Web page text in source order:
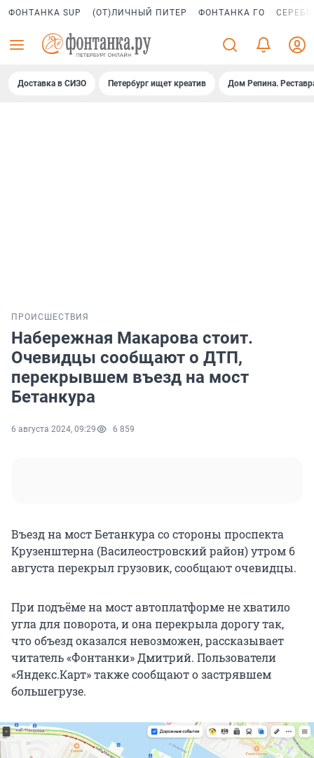
ФОНТАНКА SUP (ОТ)ЛИЧНЫЙ ПИТЕР ФОНТАНКА ГО
Доставка в СИЗО Петербург ищет креатив Дом Репина.
ПРОИСШЕСТВИЯ
Набережная Макарова стоит.
Очевидцы сообщают о ДТП,
перекрывшем въезд на мост
Бетанкура
6 августа 2024, 09:29 6 859
Въезд на мост Бетанкура со стороны проспекта
Крузенштерна (Василеостровский район) утром 6
августа перекрыл грузовик, сообщают очевидцы.
При подъёме на мост автоплатформе не хватило
угла для поворота, и она перекрыла дорогу так,
что объезд оказался невозможен, рассказывает
читатель «Фонтанки» Дмитрий. Пользователи
«Яндекс.Карт» также сообщают о застрявшем
большегрузе.